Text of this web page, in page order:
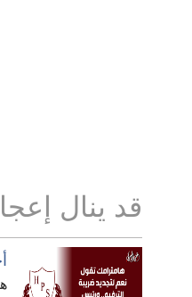
قد ينال